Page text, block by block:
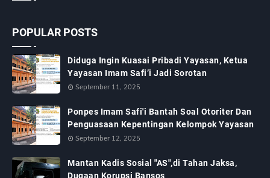
POPULAR POSTS
Diduga Ingin Kuasai Pribadi Yayasan, Ketua
Yayasan Imam Safi’i Jadi Sorotan
September 11, 2025
Ponpes Imam Safi'i Bantah Soal Otoriter Dan
Penguasaan Kepentingan Kelompok Yayasan
September 12, 2025
Mantan Kadis Sosial "AS",di Tahan Jaksa,
Dugaan Korupsi Bansos